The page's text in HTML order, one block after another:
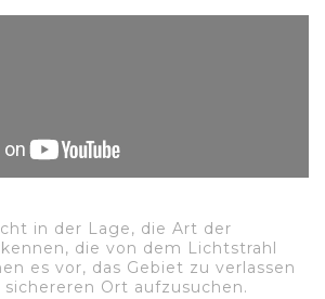
in der Lage, die Art der
die von dem Lichtstrahl
es vor, das Gebiet zu verlassen
Ort aufzusuchen.